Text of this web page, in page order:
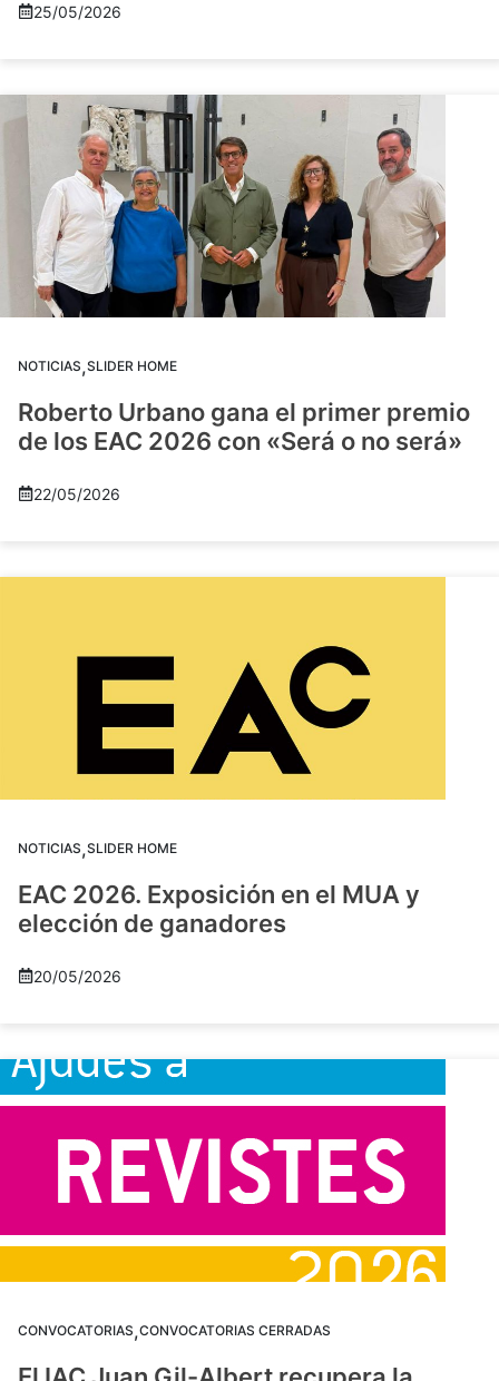
25/05/2026
NOTICIAS,SLIDER HOME
Roberto Urbano gana el primer premio
de los EAC 2026 con «Será o no será»
22/05/2026
NOTICIAS,SLIDER HOME
EAC 2026. Exposición en el MUA y
elección de ganadores
20/05/2026
CONVOCATORIAS,CONVOCATORIAS CERRADAS